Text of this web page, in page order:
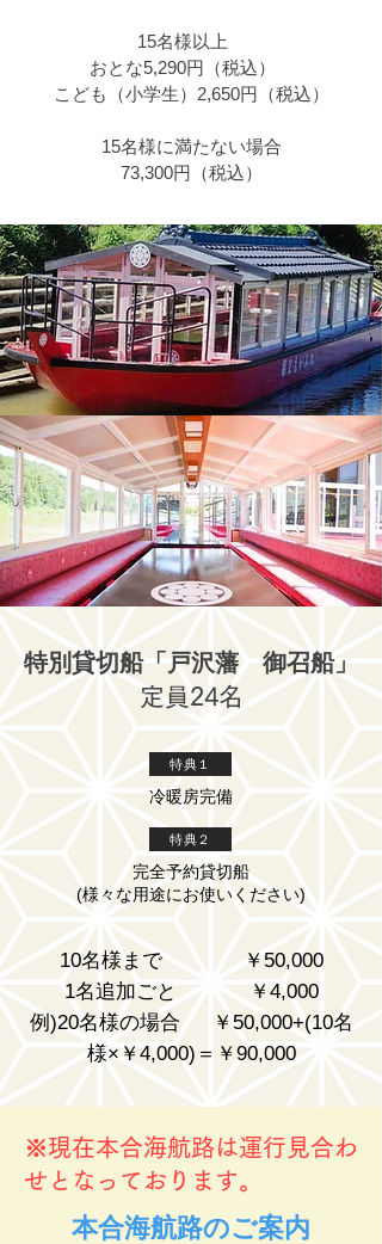
15名様以上
おとな5,290円（税込）
こども（小学生）2,650円（税込）
15名様に満たない場合
73,300円（税込）
特別貸切船「戸沢藩 御召船」
​定員24名
特典１
冷暖房完備
特典２
完全予約貸切船
(様々な用途にお使いください)
10名様まで ￥50,000
1名追加ごと ￥4,000
​例)20名様の場合 ￥50,000+(10名
様×￥4,000)＝￥90,000
※現在本合海航路は運行見合わ
せとなっております。
本合海航路のご案内